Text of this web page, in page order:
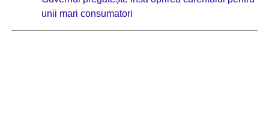
unii mari consumatori